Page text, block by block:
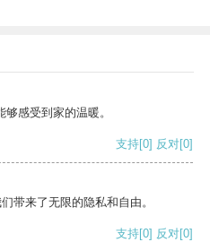
感受到家的温暖。
支持[0] 反对[0]
带来了无限的隐私和自由。
支持[0] 反对[0]